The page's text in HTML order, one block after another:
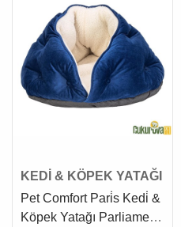
KEDİ & KÖPEK YATAĞI
Pet Comfort Pari̇s Kedi̇ &
Köpek Yatağı Parliament